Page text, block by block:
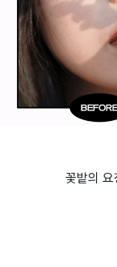
꽃밭의 요